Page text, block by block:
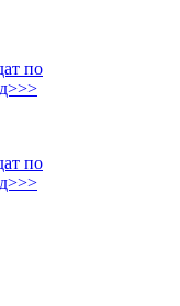
по
по